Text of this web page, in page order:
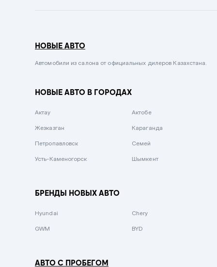
Сиреневый металлик
Вишневый
Зеленый металлик
НОВЫЕ АВТО
Автомобили из салона от официальных дилеров Казахстана.
НОВЫЕ АВТО В ГОРОДАХ
Актау Актобе
Жезказган Караганда
Петропавловск Семей
Усть-Каменогорск Шымкент
БРЕНДЫ НОВЫХ АВТО
Hyundai Chery
GWM BYD
АВТО С ПРОБЕГОМ